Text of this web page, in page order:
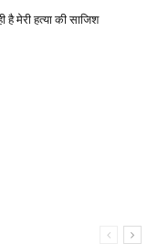
है मेरी हत्या की साजिश